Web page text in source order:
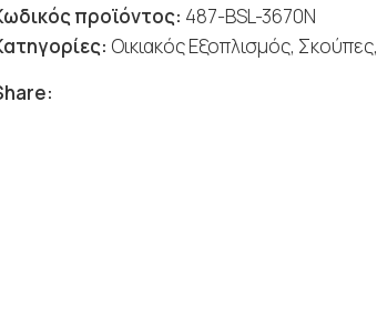
προϊόντος: 487-BSL-3670N
Οικιακός Εξοπλισμός, Σκούπες,